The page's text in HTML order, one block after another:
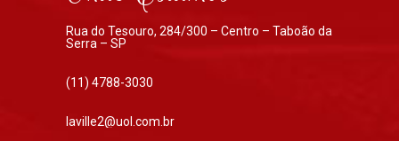
Rua do Tesouro, 284/300 – Centro – Taboão da
Serra – SP
(11) 4788-3030
laville2@uol.com.br